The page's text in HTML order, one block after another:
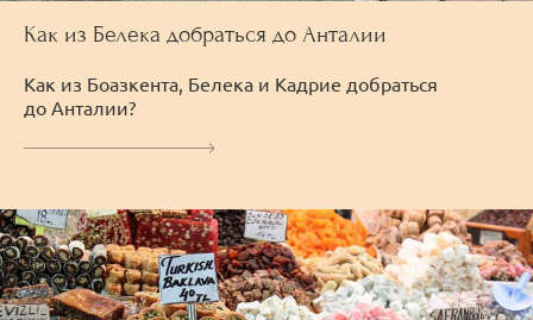
Как из Белека добраться до Анталии
Как из Боазкента, Белека и Кадрие добраться
до Анталии?